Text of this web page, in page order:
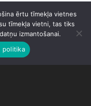
ērtu tīmekļa vietnes
tīmekļa vietni, tas tiks
izmantošanai.
politika